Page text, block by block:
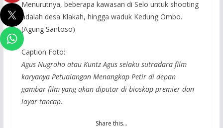
Menurutnya, beberapa kawasan di Selo untuk shooting
adalah desa Klakah, hingga waduk Kedung Ombo.
(Agung Santoso)
Caption Foto:
Agus Nugroho atau Kuntz Agus selaku sutradara film
karyanya Petualangan Menangkap Petir di depan
gambar film yang akan diputar di bioskop premier dan
layar tancap.
Share this…